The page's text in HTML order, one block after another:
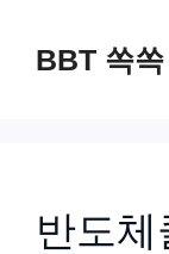
BBT 쏙
반도체